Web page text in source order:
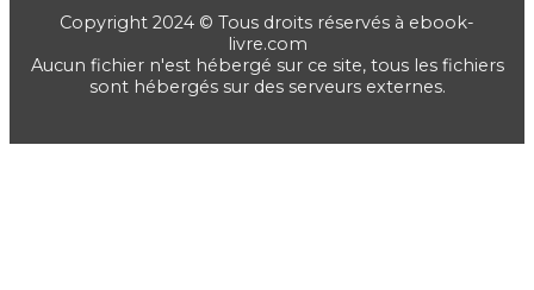
Copyright 2024 © Tous droits réservés à ebook-
livre.com
Aucun fichier n'est hébergé sur ce site, tous les fichiers
sont hébergés sur des serveurs externes.